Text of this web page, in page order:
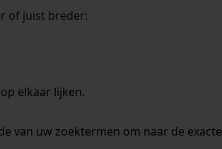
of juist breder:
elkaar lijken.
van uw zoektermen om naar de exacte